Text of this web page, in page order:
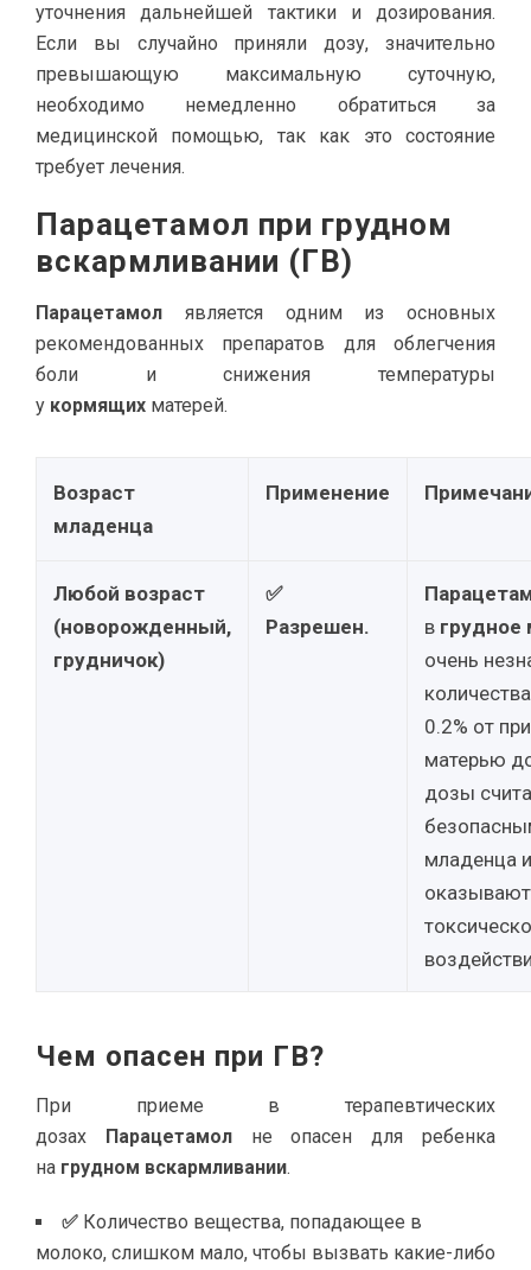
уточнения дальнейшей тактики и дозирования.
Если вы случайно приняли дозу, значительно
превышающую максимальную суточную,
необходимо немедленно обратиться за
медицинской помощью, так как это состояние
требует лечения.
Парацетамол при грудном
вскармливании (ГВ)
Парацетамол является одним из основных
рекомендованных препаратов для облегчения
боли и снижения температуры
у кормящих матерей.
Возраст
младенца
Применение
Любой возраст
(новорожденный,
грудничок)
✅
Разрешен.
в грудное
очень
0.2% от
матерью
дозы
младенца
оказывают
Чем опасен при ГВ?
При приеме в терапевтических
дозах Парацетамолне опасен для ребенка
на грудном вскармливании.
✅ Количество вещества, попадающее в
молоко, слишком мало, чтобы вызвать какие-либо